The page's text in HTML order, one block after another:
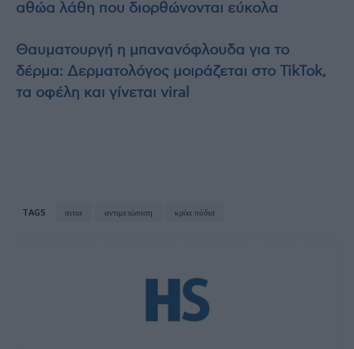
αθώα λάθη που διορθώνονται εύκολα
Θαυματουργή η μπανανόφλουδα για το
δέρμα: Δερματολόγος μοιράζεται στο TikTok,
τα οφέλη και γίνεται viral
TAGS αιτια αντιμετώπιση κρύα πόδια